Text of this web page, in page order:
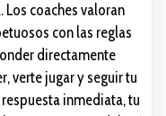
coaches valoran
con las reglas
directamente
verte jugar y seguir tu
inmediata, tu